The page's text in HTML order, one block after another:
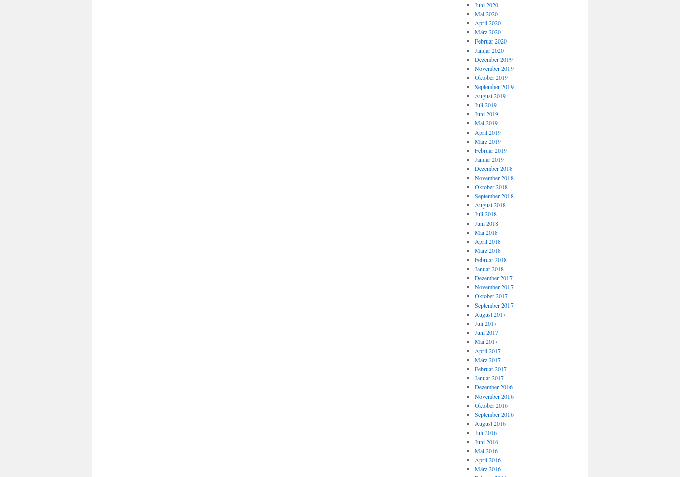
Juni 2020
Mai 2020
April 2020
März 2020
Februar 2020
Januar 2020
Dezember 2019
November 2019
Oktober 2019
September 2019
August 2019
Juli 2019
Juni 2019
Mai 2019
April 2019
März 2019
Februar 2019
Januar 2019
Dezember 2018
November 2018
Oktober 2018
September 2018
August 2018
Juli 2018
Juni 2018
Mai 2018
April 2018
März 2018
Februar 2018
Januar 2018
Dezember 2017
November 2017
Oktober 2017
September 2017
August 2017
Juli 2017
Juni 2017
Mai 2017
April 2017
März 2017
Februar 2017
Januar 2017
Dezember 2016
November 2016
Oktober 2016
September 2016
August 2016
Juli 2016
Juni 2016
Mai 2016
April 2016
März 2016